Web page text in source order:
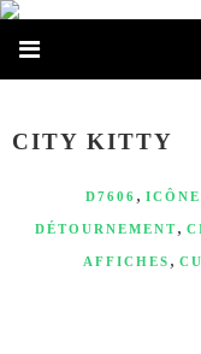
CITY KITTY
D7606 ,
DÉTOURNEMENT,
AFFICHES ,